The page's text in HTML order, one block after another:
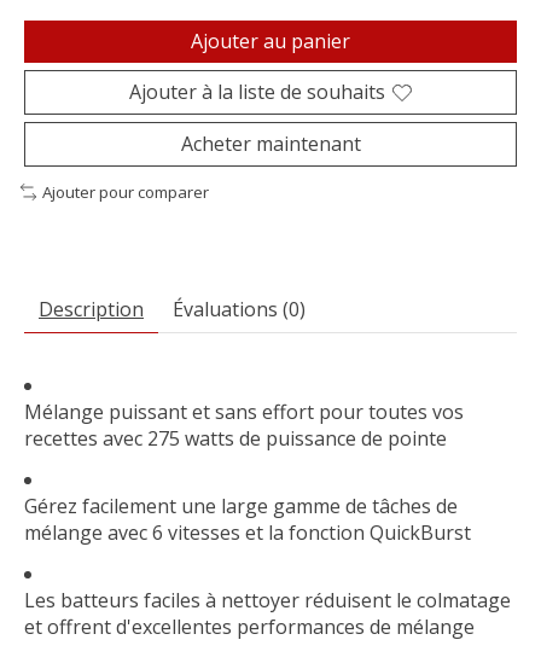
Ajouter au panier
Ajouter à la liste de souhaits
Acheter maintenant
Ajouter pour comparer
Description Évaluations (0)
Mélange puissant et sans effort pour toutes vos
recettes avec 275 watts de puissance de pointe
Gérez facilement une large gamme de tâches de
mélange avec 6 vitesses et la fonction QuickBurst
Les batteurs faciles à nettoyer réduisent le colmatage
et offrent d'excellentes performances de mélange